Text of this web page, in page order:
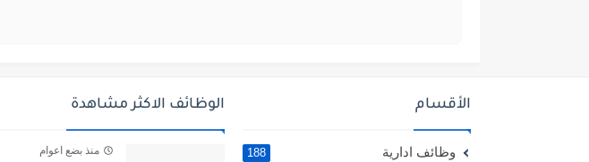
الأقسام
وظائف ادارية 188
الوظائف الاكثر مشاهدة
منذ بضع اعوام